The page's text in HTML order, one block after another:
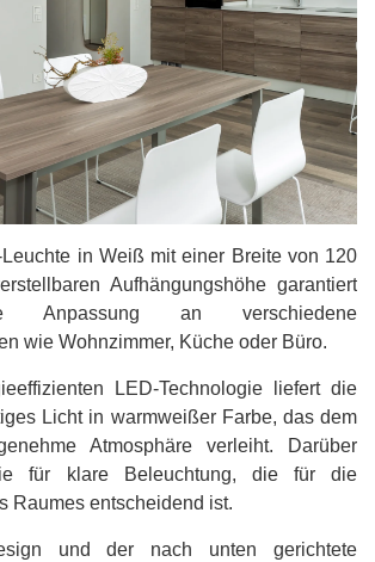
in Weiß mit einer Breite von 120
Aufhängungshöhe garantiert
Anpassung an verschiedene
wie Wohnzimmer, Küche oder Büro.
LED-Technologie liefert die
Licht in warmweißer Farbe, das dem
Atmosphäre verleiht. Darüber
für klare Beleuchtung, die für die
Raumes entscheidend ist.
und der nach unten gerichtete